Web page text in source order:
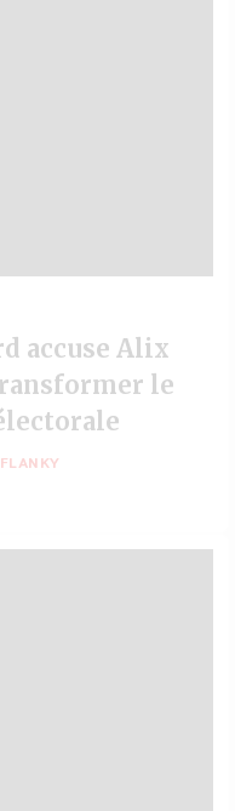
accuse Alix
le